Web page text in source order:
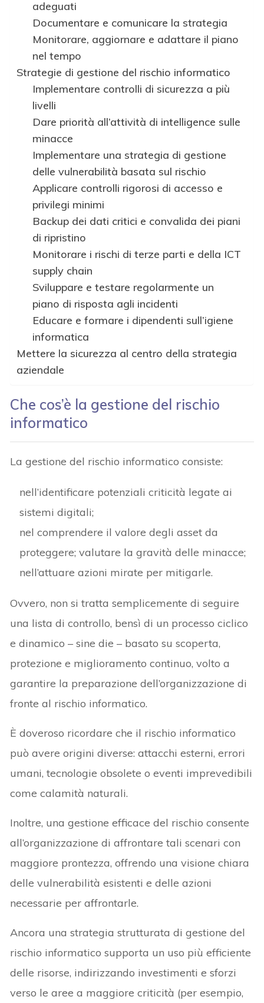
adeguati
Documentare e comunicare la strategia
Monitorare, aggiornare e adattare il piano
nel tempo
Strategie di gestione del rischio informatico
Implementare controlli di sicurezza a più
livelli
Dare priorità all’attività di intelligence sulle
minacce
Implementare una strategia di gestione
delle vulnerabilità basata sul rischio
Applicare controlli rigorosi di accesso e
privilegi minimi
Backup dei dati critici e convalida dei piani
di ripristino
Monitorare i rischi di terze parti e della ICT
supply chain
Sviluppare e testare regolarmente un
piano di risposta agli incidenti
Educare e formare i dipendenti sull’igiene
informatica
Mettere la sicurezza al centro della strategia
aziendale
Che cos’è la gestione del rischio
informatico
La gestione del rischio informatico consiste:
nell’identificare potenziali criticità legate ai
sistemi digitali;
nel comprendere il valore degli asset da
proteggere; valutare la gravità delle minacce;
nell’attuare azioni mirate per mitigarle.
Ovvero, non si tratta semplicemente di seguire
una lista di controllo, bensì di un processo ciclico
e dinamico – sine die – basato su scoperta,
protezione e miglioramento continuo, volto a
garantire la preparazione dell’organizzazione di
fronte al rischio informatico.
È doveroso ricordare che il rischio informatico
può avere origini diverse: attacchi esterni, errori
umani, tecnologie obsolete o eventi imprevedibili
come calamità naturali.
Inoltre, una gestione efficace del rischio consente
all’organizzazione di affrontare tali scenari con
maggiore prontezza, offrendo una visione chiara
delle vulnerabilità esistenti e delle azioni
necessarie per affrontarle.
Ancora una strategia strutturata di gestione del
rischio informatico supporta un uso più efficiente
delle risorse, indirizzando investimenti e sforzi
verso le aree a maggiore criticità (per esempio,